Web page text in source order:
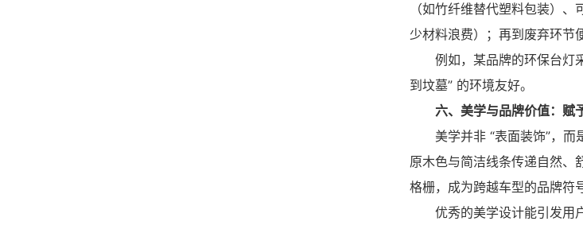
（如竹纤维替代塑料包装）
少材料浪费）；再到废弃环节
例如，某品牌的环保台灯
到坟墓” 的环境友好。
六、美学与品牌价值：赋
美学并非 “表面装饰”，
原木色与简洁线条传递自然、
格栅，成为跨越车型的品牌符
优秀的美学设计能引发用